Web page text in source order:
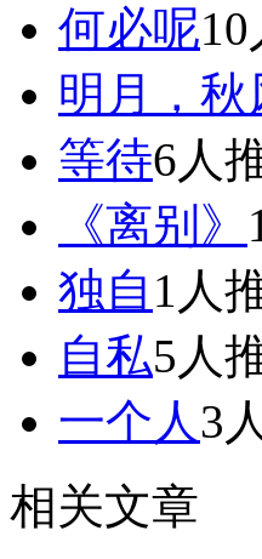
何必呢
明月，秋
等待6人
《离别》
独自 1人
自私5人
一个人3
相关文章